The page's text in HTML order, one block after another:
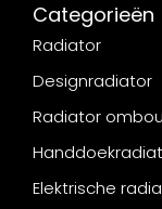
Categorieën
Radiator
Designradiator
Radiator
Elektrische